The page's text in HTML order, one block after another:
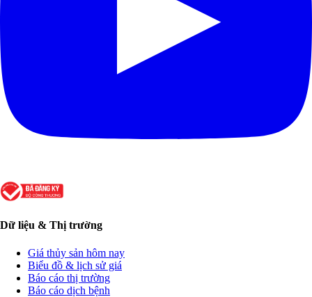
Dữ liệu & Thị trường
Giá thủy sản hôm nay
Biểu đồ & lịch sử giá
Báo cáo thị trường
Báo cáo dịch bệnh